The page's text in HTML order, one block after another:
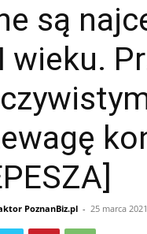
są
wieku.
PoznanBiz.pl - 25 marca 2021